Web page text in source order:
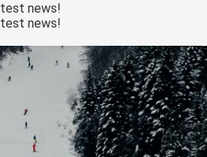
news!
news!